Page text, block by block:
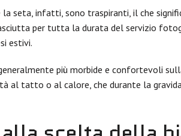
seta, infatti, sono traspiranti, il che
per tutta la durata del servizio
estivi.
più morbide e confortevoli
al tatto o al calore, che durante la